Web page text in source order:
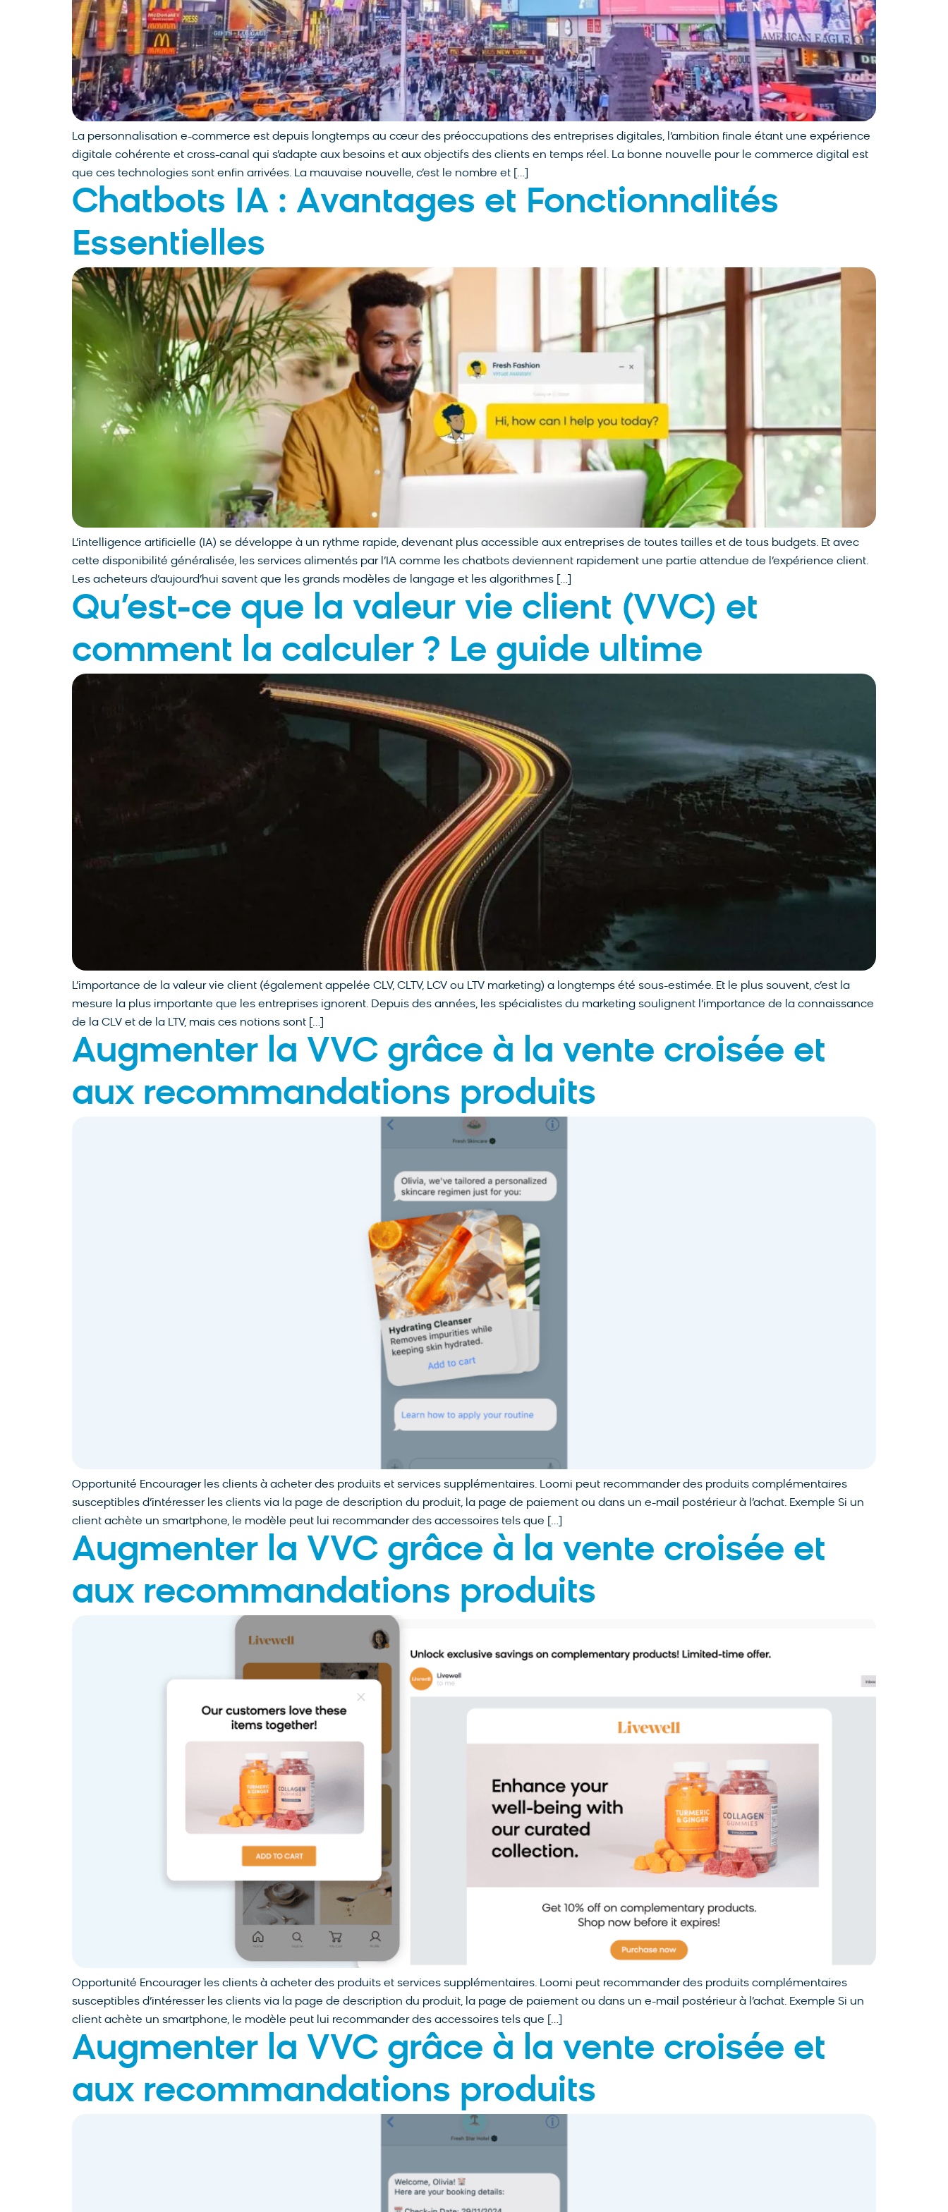
La personnalisation e-commerce est depuis longtemps au cœur des préoccupations des entreprises digitales, l’ambition finale étant une expérience
digitale cohérente et cross-canal qui s’adapte aux besoins et aux objectifs des clients en temps réel. La bonne nouvelle pour le commerce digital est
que ces technologies sont enfin arrivées. La mauvaise nouvelle, c’est le nombre et […]
Chatbots IA : Avantages et Fonctionnalités
Essentielles
L’intelligence artificielle (IA) se développe à un rythme rapide, devenant plus accessible aux entreprises de toutes tailles et de tous budgets. Et avec
cette disponibilité généralisée, les services alimentés par l’IA comme les chatbots deviennent rapidement une partie attendue de l’expérience client.
Les acheteurs d’aujourd’hui savent que les grands modèles de langage et les algorithmes […]
Qu’est-ce que la valeur vie client (VVC) et
comment la calculer ? Le guide ultime
L’importance de la valeur vie client (également appelée CLV, CLTV, LCV ou LTV marketing) a longtemps été sous-estimée. Et le plus souvent, c’est la
mesure la plus importante que les entreprises ignorent. Depuis des années, les spécialistes du marketing soulignent l’importance de la connaissance
de la CLV et de la LTV, mais ces notions sont […]
Augmenter la VVC grâce à la vente croisée et
aux recommandations produits
Opportunité Encourager les clients à acheter des produits et services supplémentaires. Loomi peut recommander des produits complémentaires
susceptibles d’intéresser les clients via la page de description du produit, la page de paiement ou dans un e-mail postérieur à l’achat. Exemple Si un
client achète un smartphone, le modèle peut lui recommander des accessoires tels que […]
Augmenter la VVC grâce à la vente croisée et
aux recommandations produits
Opportunité Encourager les clients à acheter des produits et services supplémentaires. Loomi peut recommander des produits complémentaires
susceptibles d’intéresser les clients via la page de description du produit, la page de paiement ou dans un e-mail postérieur à l’achat. Exemple Si un
client achète un smartphone, le modèle peut lui recommander des accessoires tels que […]
Augmenter la VVC grâce à la vente croisée et
aux recommandations produits